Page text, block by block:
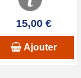
15,00 €
Ajouter